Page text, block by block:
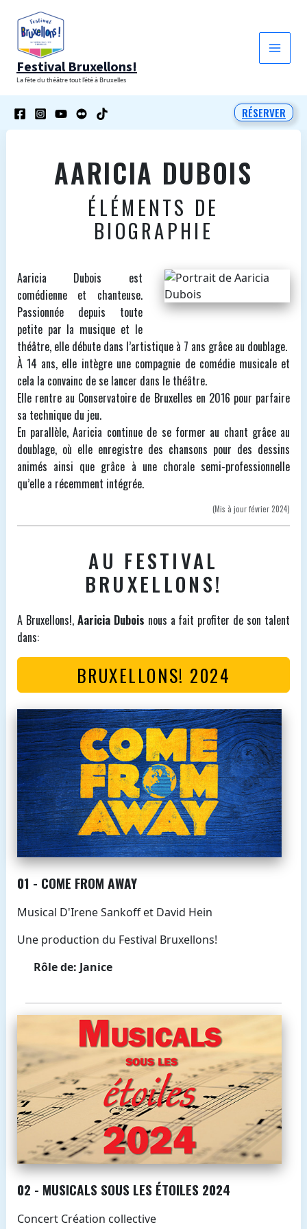
contenu
Festival Bruxellons!
La fête du théâtre tout l'été à Bruxelles
RÉSERVER
AARICIA DUBOIS
ÉLÉMENTS DE
BIOGRAPHIE
Aaricia Dubois est
comédienne et chanteuse.
Passionnée depuis toute
petite par la musique et le
théâtre, elle débute dans l’artistique à 7 ans grâce au doublage.
À 14 ans, elle intègre une compagnie de comédie musicale et
cela la convainc de se lancer dans le théâtre.
Elle rentre au Conservatoire de Bruxelles en 2016 pour parfaire
sa technique du jeu.
En parallèle, Aaricia continue de se former au chant grâce au
doublage, où elle enregistre des chansons pour des dessins
animés ainsi que grâce à une chorale semi-professionnelle
qu’elle a récemment intégrée.
(Mis à jour février 2024)
AU FESTIVAL
BRUXELLONS!
A Bruxellons!, Aaricia Dubois nous a fait profiter de son talent
dans:
BRUXELLONS! 2024
01 - COME FROM AWAY
Musical D'Irene Sankoff et David Hein
Une production du Festival Bruxellons!
Rôle de: Janice
02 - MUSICALS SOUS LES ÉTOILES 2024
Concert Création collective